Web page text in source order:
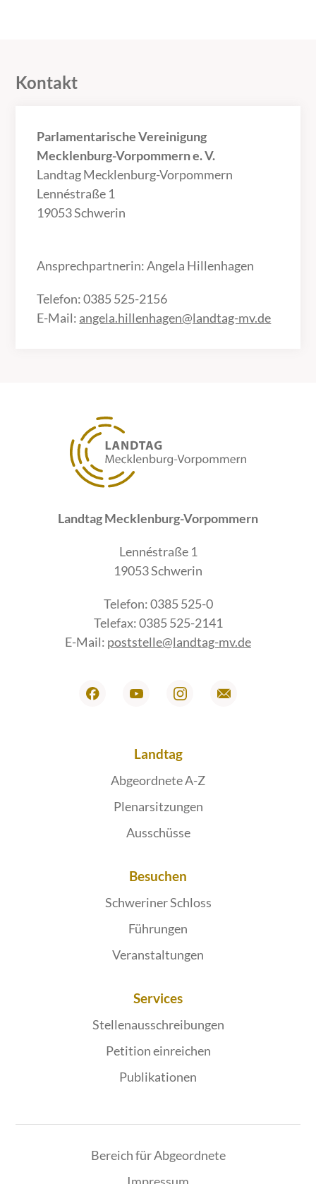
Kontakt
Parlamentarische Vereinigung
Mecklenburg-Vorpommern e. V.
Landtag Mecklenburg-Vorpommern
Lennéstraße 1
19053 Schwerin
Ansprechpartnerin: Angela Hillenhagen
Telefon: 0385 525-2156
E-Mail: angela.hillenhagen@landtag-mv.de
Landtag Mecklenburg-Vorpommern
Lennéstraße 1
19053 Schwerin
Telefon: 0385 525-0
Telefax: 0385 525-2141
E-Mail: poststelle@landtag-mv.de
Landtag
Abgeordnete A-Z
Plenarsitzungen
Ausschüsse
Besuchen
Schweriner Schloss
Führungen
Veranstaltungen
Services
Stellenausschreibungen
Petition einreichen
Publikationen
Bereich für Abgeordnete